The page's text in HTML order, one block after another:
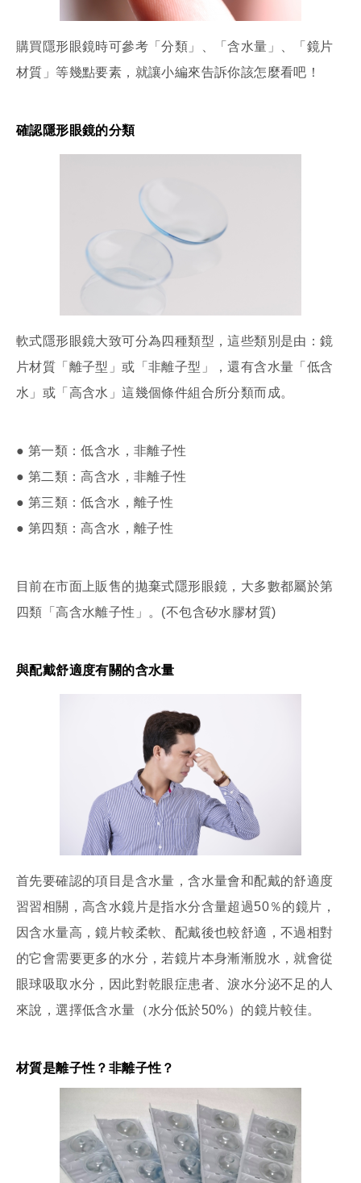
購買隱形眼鏡時可參考「分類」、「含水量」、「鏡片
材質」等幾點要素，就讓小編來告訴你該怎麼看吧！
確認隱形眼鏡的分類
軟式隱形眼鏡大致可分為四種類型，這些類別是由：鏡
片材質「離子型」或「非離子型」，還有含水量「低含
水」或「高含水」這幾個條件組合所分類而成。
● 第一類：低含水，非離子性
● 第二類：高含水，非離子性
● 第三類：低含水，離子性
● 第四類：高含水，離子性
目前在市面上販售的拋棄式隱形眼鏡，大多數都屬於第
四類「高含水離子性」。(不包含矽水膠材質)
與配戴舒適度有關的含水量
首先要確認的項目是含水量，含水量會和配戴的舒適度
習習相關，高含水鏡片是指水分含量超過50％的鏡片，
因含水量高，鏡片較柔軟、配戴後也較舒適，不過相對
的它會需要更多的水分，若鏡片本身漸漸脫水，就會從
眼球吸取水分，因此對乾眼症患者、淚水分泌不足的人
來說，選擇低含水量（水分低於50%）的鏡片較佳。
材質是離子性？非離子性？